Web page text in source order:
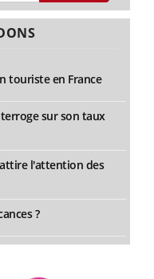
touriste en France
sur son taux
l'attention des
?